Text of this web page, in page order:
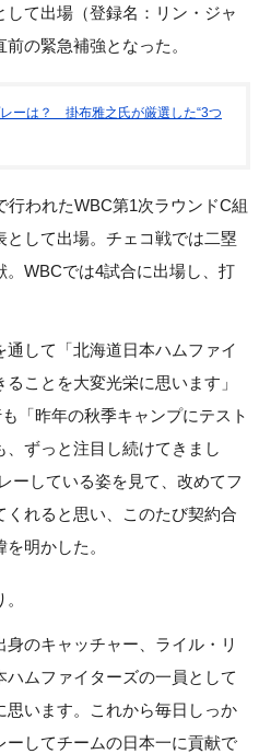
て出場（登録名：リン・ジャ
の緊急補強となった。
ーは？ 掛布雅之氏が厳選した“3つ
われたWBC第1次ラウンドC組
して出場。チェコ戦では二塁
WBCでは4試合に出場し、打
して「北海道日本ハムファイ
ことを大変光栄に思います」
「昨年の秋季キャンプにテスト
ずっと注目し続けてきまし
ーしている姿を見て、改めてフ
くれると思い、このたび契約合
明かした。
身のキャッチャー、ライル・リ
ムファイターズの一員として
います。これから毎日しっか
ーしてチームの日本一に貢献で